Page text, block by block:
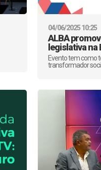
04/06/2025 10:25
ALBA
legislativa na
Evento tem como
transformador